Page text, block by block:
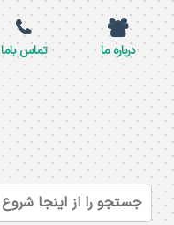
درباره ما تماس باما